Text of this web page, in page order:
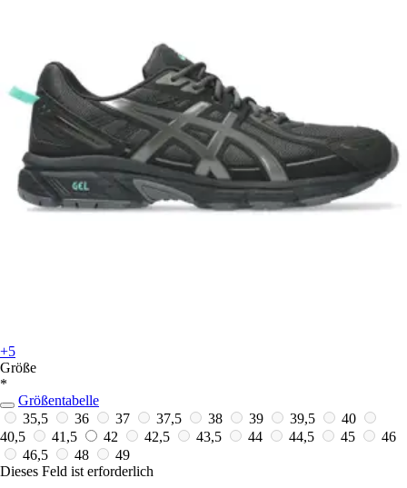
+5
Größe
*
Größentabelle
35,5
36 37 37,5 38 39 39,5
40
40,5
41,5 42 42,5 43,5 44 44,5 45
46
46,5
48
49
Dieses Feld ist erforderlich